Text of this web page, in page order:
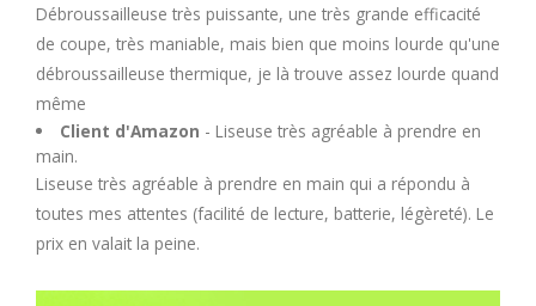
X
Débroussailleuse très puissante, une très grande efficacité
de coupe, très maniable, mais bien que moins lourde qu'une
débroussailleuse thermique, je là trouve assez lourde quand
même
Client d'Amazon - Liseuse très agréable à prendre en
main.
Liseuse très agréable à prendre en main qui a répondu à
toutes mes attentes (facilité de lecture, batterie, légèreté). Le
prix en valait la peine.